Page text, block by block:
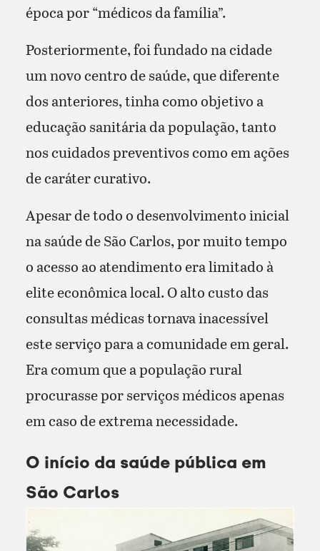
época por “médicos da família”.
Posteriormente, foi fundado na cidade
um novo centro de saúde, que diferente
dos anteriores, tinha como objetivo a
educação sanitária da população, tanto
nos cuidados preventivos como em ações
de caráter curativo.
Apesar de todo o desenvolvimento inicial
na saúde de São Carlos, por muito tempo
o acesso ao atendimento era limitado à
elite econômica local. O alto custo das
consultas médicas tornava inacessível
este serviço para a comunidade em geral.
Era comum que a população rural
procurasse por serviços médicos apenas
em caso de extrema necessidade.
O início da saúde pública em
São Carlos